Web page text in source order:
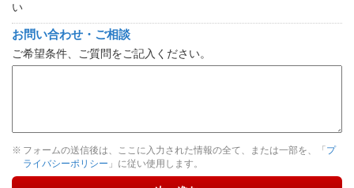
い
お問い合わせ・ご相談
ご希望条件、ご質問をご記入ください。
フォームの送信後は、ここに入力された情報の全て、または一部を、「 プ
ライバシーポリシー 」に従い使用します。